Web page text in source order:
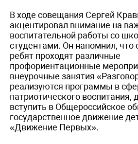
В ходе совещания Сергей
акцентировал внимание на
воспитательной работы со
студентами. Он напомнил, что
ребят проходят различные
профориентационные
внеурочные занятия
реализуются программы в
патриотического воспитания,
вступить в Общероссийское
государственное движение
«Движение Первых».